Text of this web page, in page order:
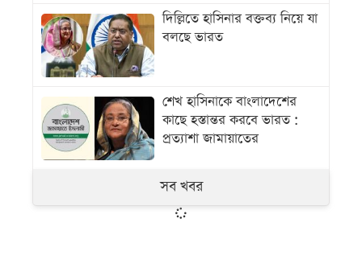
দিল্লিতে হাসিনার বক্তব্য নিয়ে যা
বলছে ভারত
শেখ হাসিনাকে বাংলাদেশের
কাছে হস্তান্তর করবে ভারত :
প্রত্যাশা জামায়াতের
সব খবর